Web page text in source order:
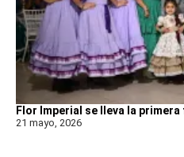
Flor Imperial se lleva la
21 mayo, 2026